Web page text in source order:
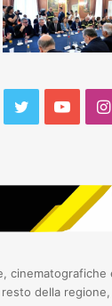
Twitter
cinematografiche
della